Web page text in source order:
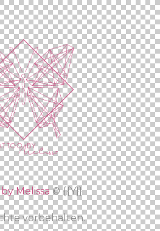
Melissa© {{Y}}
vorbehalten.